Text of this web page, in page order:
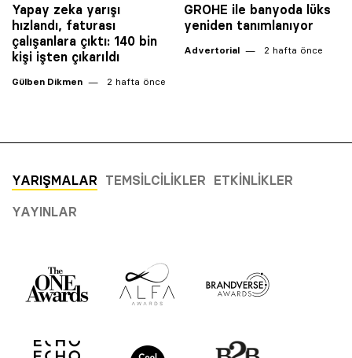
Yapay zeka yarışı
hızlandı, faturası
çalışanlara çıktı: 140 bin
kişi işten çıkarıldı
Gülben Dikmen 2 hafta önce
GROHE ile banyoda lüks
yeniden tanımlanıyor
Advertorial 2 hafta önce
YARIŞMALAR TEMSILCILIKLER ETKINLIKLER
YAYINLAR